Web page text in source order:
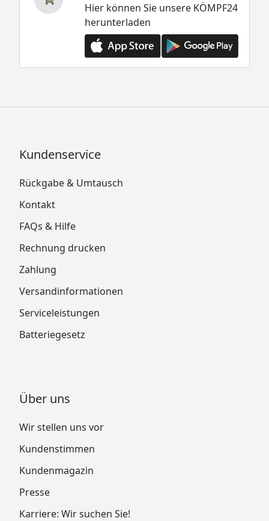
Hier können Sie unsere KÖMPF24
herunterladen
Kundenservice
Rückgabe & Umtausch
Kontakt
FAQs & Hilfe
Rechnung drucken
Zahlung
Versandinformationen
Serviceleistungen
Batteriegesetz
Über uns
Wir stellen uns vor
Kundenstimmen
Kundenmagazin
Presse
Karriere: Wir suchen Sie!